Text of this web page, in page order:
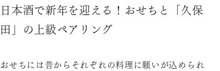
日本酒で新年を迎える！おせちと「久保
田」の上級ペアリング
おせちには昔からそれぞれの料理に願いが込められ